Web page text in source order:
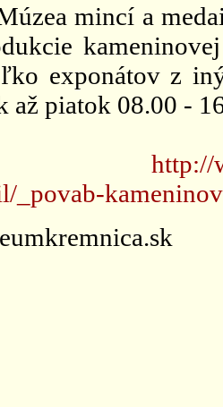
mincí a
exponátov z
až piatok 08.00 -
http://
_povab-